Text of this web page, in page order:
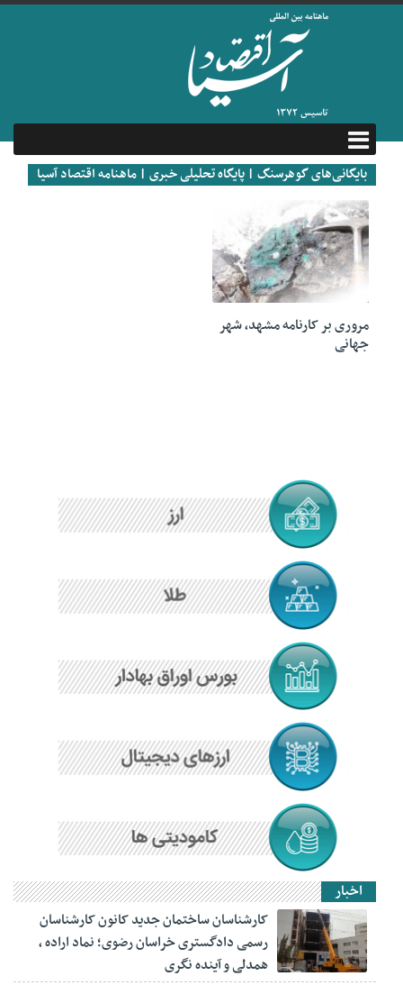
بایگانی‌های گوهرسنگ | پایگاه تحلیلی خبری | ماهنامه اقتصاد آسیا
مروری بر کارنامه مشهد، شهر
جهانی
اخبار
کارشناسان ساختمان جدید کانون کارشناسان
رسمی دادگستری خراسان رضوی؛ نماد اراده ،
همدلی و آینده نگری